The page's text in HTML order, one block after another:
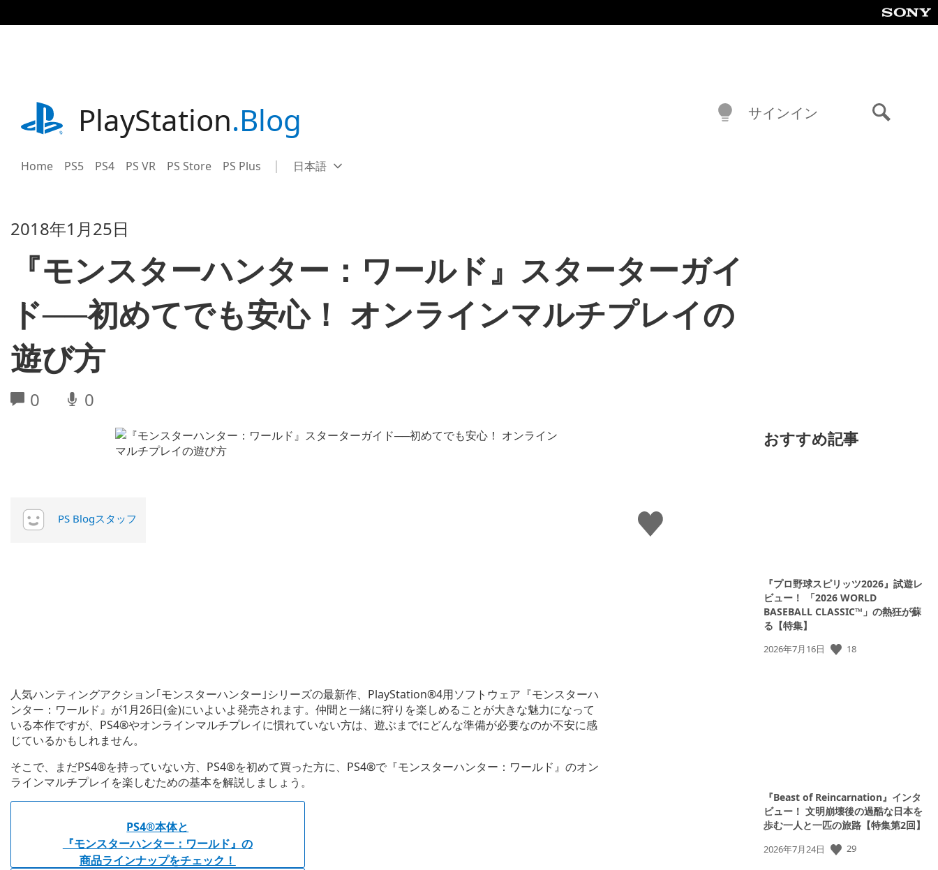
事
playstation.comPlayStation.Blog
Home PS5 PS4 PS VR PS Store PS Plus Select
Current
日本語
サインイン
2018年1月25日
『モンスターハンター：ワールド』スターターガイ
ド──初めてでも安心！ オンラインマルチプレイの
遊び方
0 0
い
い
PS Blogスタッフ
人気ハンティングアクション｢モンスターハンター｣シリーズの最新作、PlayStation®4用ソフトウェア『モンスターハ
ンター：ワールド』が1月26日(金)にいよいよ発売されます。仲間と一緒に狩りを楽しめることが大きな魅力になって
いる本作ですが、PS4®やオンラインマルチプレイに慣れていない方は、遊ぶまでにどんな準備が必要なのか不安に感
じているかもしれません。
そこで、まだPS4®を持っていない方、PS4®を初めて買った方に、PS4®で『モンスターハンター：ワールド』のオン
ラインマルチプレイを楽しむための基本を解説しましょう。
PS4®本体と
『モンスターハンター：ワールド』の
商品ラインナップをチェック！
おすすめ記事
『プロ野球スピリッツ2026』試遊レ
ビュー！ 「2026 WORLD
BASEBALL CLASSIC™」の熱狂が蘇
る【特集】
公
2026年7月16日 18
『Beast of Reincarnation』インタ
ビュー！ 文明崩壊後の過酷な日本を
歩む一人と一匹の旅路【特集第2回】
公
2026年7月24日 29